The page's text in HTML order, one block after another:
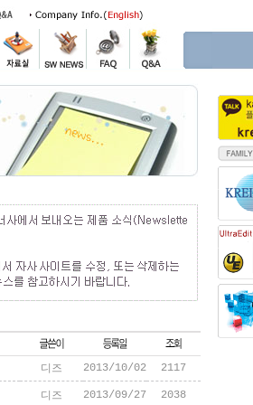
디즈 2013/10/02 2117
디즈 2013/09/27 2038